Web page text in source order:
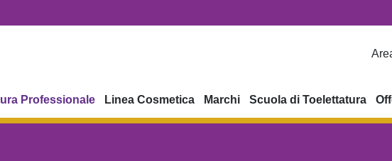
Professionale Linea Cosmetica Marchi Scuola di Toelettatura